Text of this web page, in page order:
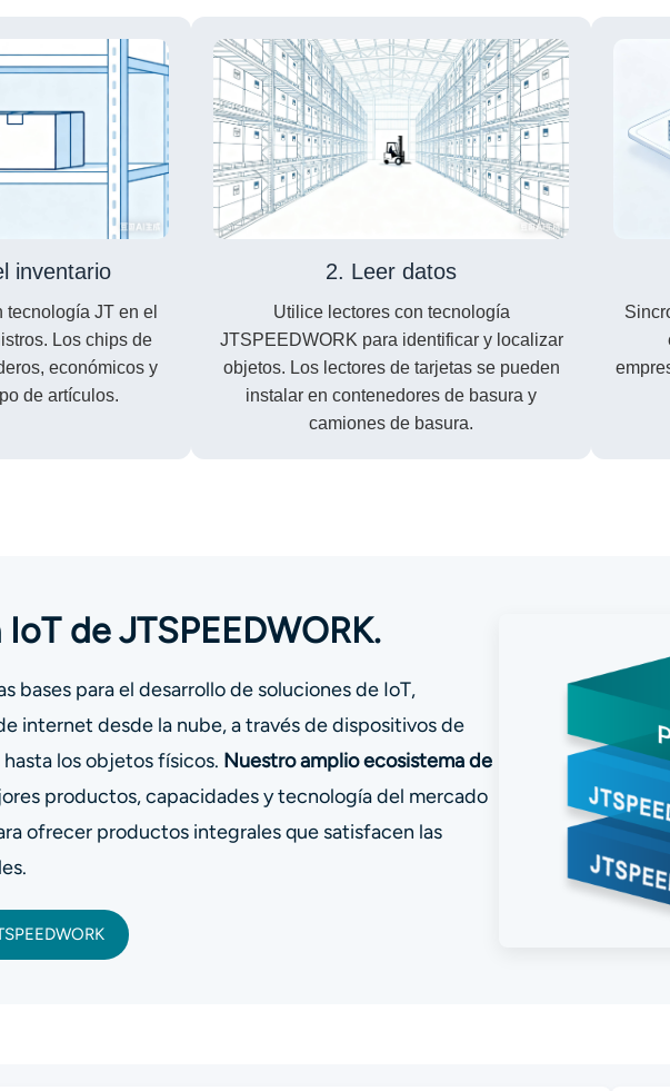
inventario
JT en el
Los chips de
económicos y
de artículos.
2. Leer datos
Utilice lectores con tecnología
JTSPEEDWORK para identificar y localizar
objetos. Los lectores de tarjetas se pueden
instalar en contenedores de basura y
camiones de basura.
de JTSPEEDWORK.
bases para el desarrollo de soluciones de IoT,
internet desde la nube, a través de dispositivos de
los objetos físicos. Nuestro amplio ecosistema de
productos, capacidades y tecnología del mercado
ofrecer productos integrales que satisfacen las